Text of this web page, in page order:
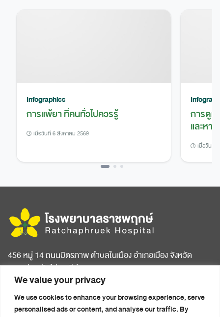
We value your privacy
We use cookies to enhance your browsing experience, serve
personalised ads or content, and analyse our traffic. By
Infographics
การแพ้ยา ที่คนทั่วไปควรรู้
เมื่อวันที่ 6 สิงหาคม 2569
การดูแ
และหาย
เมื่อวันที่
456 หมู่ 14 ถนนมิตรภาพ ตำบลในเมือง อำเภอเมือง จังหวัด
ขอนแก่น รหัสไปรษณีย์ 40000
หน้าแรก
เกี่ยวกับโรงพยาบาล
บทความสุขภาพ
ข่าวประชาสัมพันธ์